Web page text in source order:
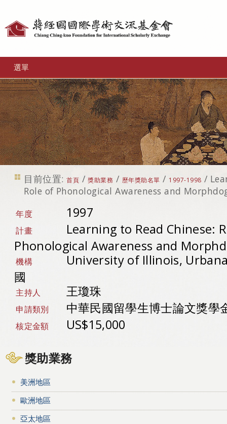
選單
目前位置: 首頁 /獎助業務 / 歷年獎助名單 / 1997-1998 /
Role of Phonological Awareness and
年度 1997
計畫
Learning to Read Chinese:
Phonological Awareness and
機構
University of Illinois,
國
主持人 王瓊珠
申請類別 中華民國留學生博士論文獎學
核定金額 US$15,000
獎助業務
美洲地區
歐洲地區
亞太地區